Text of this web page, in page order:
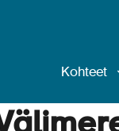
Kohteet